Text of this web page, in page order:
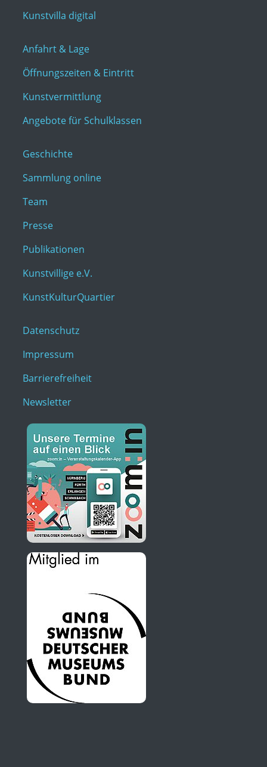
Kunstvilla digital
Anfahrt & Lage
Öffnungszeiten & Eintritt
Kunstvermittlung
Angebote für Schulklassen
Geschichte
Sammlung online
Team
Presse
Publikationen
Kunstvillige e.V.
KunstKulturQuartier
Datenschutz
Impressum
Barrierefreiheit
Newsletter